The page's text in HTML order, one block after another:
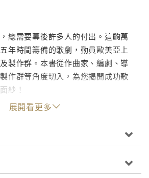
總需要幕後許多人的付出。這齣萬
年時間籌備的歌劇，動員歐美亞上
製作群。本書從作曲家、編劇、導
作群等角度切入，為您揭開成功歌
紗！
展開看更多